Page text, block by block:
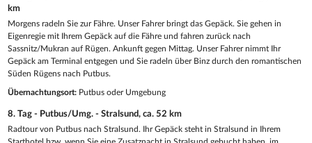
km
Morgens radeln Sie zur Fähre. Unser Fahrer bringt das Gepäck. Sie gehen in
Eigenregie mit Ihrem Gepäck auf die Fähre und fahren zurück nach
Sassnitz/Mukran auf Rügen. Ankunft gegen Mittag. Unser Fahrer nimmt Ihr
Gepäck am Terminal entgegen und Sie radeln über Binz durch den romantischen
Süden Rügens nach Putbus.
Übernachtungsort: Putbus oder Umgebung
8. Tag - Putbus/Umg. - Stralsund, ca. 52 km
Radtour von Putbus nach Stralsund. Ihr Gepäck steht in Stralsund in Ihrem
Starthotel bzw. wenn Sie eine Zusatznacht in Stralsund gebucht haben, im